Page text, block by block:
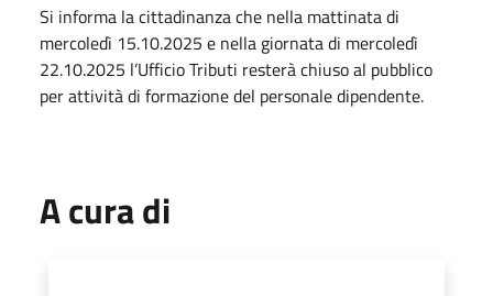
Si informa la cittadinanza che nella mattinata di
mercoledì 15.10.2025 e nella giornata di mercoledì
22.10.2025 l’Ufficio Tributi resterà chiuso al pubblico
per attività di formazione del personale dipendente.
A cura di